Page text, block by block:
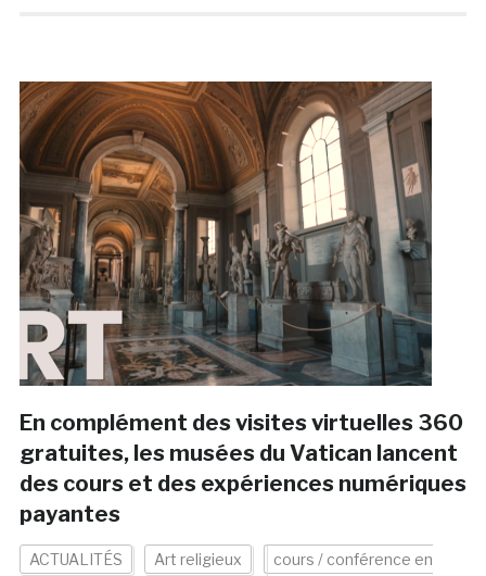
En complément des visites virtuelles 360
gratuites, les musées du Vatican lancent
des cours et des expériences numériques
payantes
ACTUALITÉS Art religieux cours / conférence en